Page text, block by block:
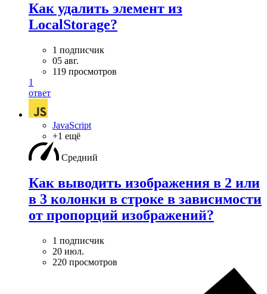
Как удалить элемент из
LocalStorage?
1 подписчик
05 авг.
119 просмотров
1
ответ
JavaScript
+1 ещё
Средний
Как выводить изображения в 2 или
в 3 колонки в строке в зависимости
от пропорций изображений?
1 подписчик
20 июл.
220 просмотров